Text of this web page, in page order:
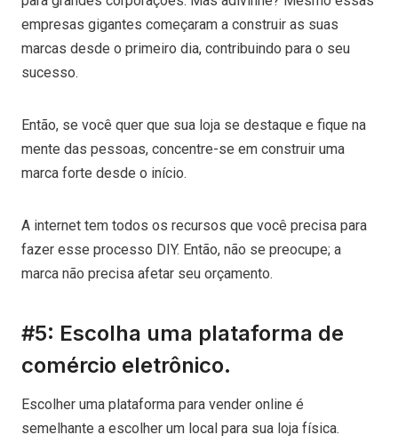
empresas gigantes começaram a construir as suas
marcas desde o primeiro dia, contribuindo para o seu
sucesso.
Então, se você quer que sua loja se destaque e fique na
mente das pessoas, concentre-se em construir uma
marca forte desde o início.
A internet tem todos os recursos que você precisa para
fazer esse processo DIY. Então, não se preocupe; a
marca não precisa afetar seu orçamento.
#5: Escolha uma plataforma de
comércio eletrônico.
Escolher uma plataforma para vender online é
semelhante a escolher um local para sua loja física.